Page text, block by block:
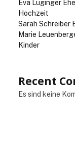
Eva Luginger
Hochzeit
Sarah Schreiber
Marie
Kinder
Recent
Es sind keine